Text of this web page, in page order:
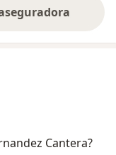
Cantera?